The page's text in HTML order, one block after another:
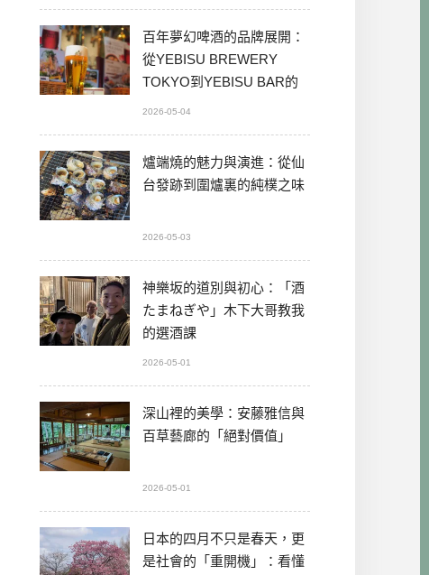
百年夢幻啤酒的品牌展開：
從YEBISU BREWERY
TOKYO到YEBISU BAR的
2026-05-04
爐端燒的魅力與演進：從仙
台發跡到圍爐裏的純樸之味
2026-05-03
神樂坂的道別與初心：「酒
たまねぎや」木下大哥教我
的選酒課
2026-05-01
深山裡的美學：安藤雅信與
百草藝廊的「絕對價值」
2026-05-01
日本的四月不只是春天，更
是社會的「重開機」：看懂